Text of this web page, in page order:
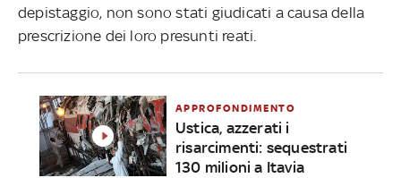
depistaggio, non sono stati giudicati a causa della
prescrizione dei loro presunti reati.
APPROFONDIMENTO
Ustica, azzerati i
risarcimenti: sequestrati
130 milioni a Itavia